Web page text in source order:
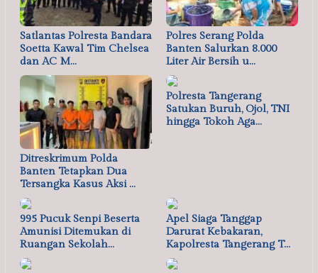
Satlantas Polresta Bandara
Soetta Kawal Tim Chelsea
dan AC M…
Polres Serang Polda
Banten Salurkan 8.000
Liter Air Bersih u…
Ditreskrimum Polda
Banten Tetapkan Dua
Tersangka Kasus Aksi …
Polresta Tangerang
Satukan Buruh, Ojol, TNI
hingga Tokoh Aga…
995 Pucuk Senpi Beserta
Amunisi Ditemukan di
Ruangan Sekolah…
Apel Siaga Tanggap
Darurat Kebakaran,
Kapolresta Tangerang T…